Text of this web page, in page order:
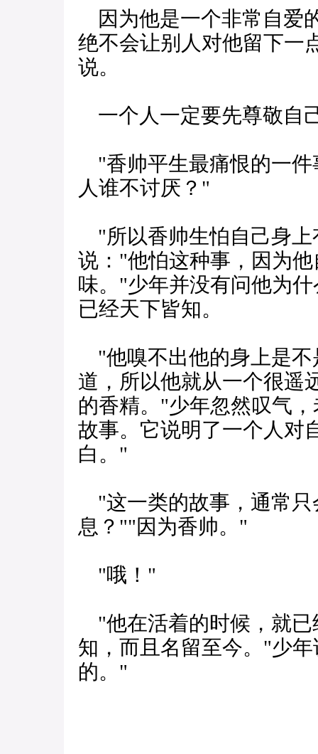
因为他是一个非常自爱
绝不会让别人对他留下一
说。
一个人一定要先尊敬自
"香帅平生最痛恨的一件
人谁不讨厌？"
"所以香帅生怕自己身上
说："他怕这种事，因为
味。"少年并没有问他为
已经天下皆知。
"他嗅不出他的身上是不
道，所以他就从一个很遥
的香精。"少年忽然叹气
故事。它说明了一个人对
白。"
"这一类的故事，通常只
息？""因为香帅。"
"哦！"
"他在活着的时候，就已
知，而且名留至今。"少
的。"